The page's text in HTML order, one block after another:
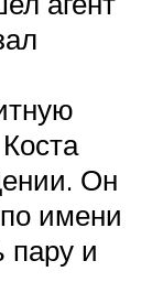
Он
имени
пару и